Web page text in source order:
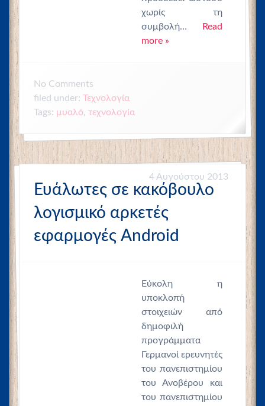
χωρίς τη
συμβολή…
Read
more »
No Comments
filed under: Τεχνολογία
Tags: μυαλό, τεχνολογία
4 Αυγούστου 2013
Ευάλωτες σε κακόβουλο
λογισμικό αρκετές
εφαρμογές Android
Εύκολη η
υποκλοπή
στοιχειών από
δημοφιλή
προγράμματα
Γερμανοί ερευνητές
του πανεπιστημίου
του Ανοβέρου και
του πανεπιστημίου